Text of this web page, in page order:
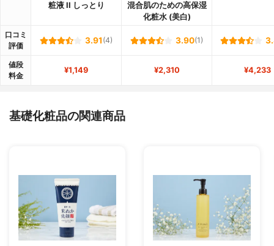
粧液 II しっとり
混合肌のための高保湿
化粧水 (美白)
口コミ
評価
3.91 (4) 3.90(1)
値段
料金
¥1,149 ¥2,310 ¥4,233
基礎化粧品の関連商品